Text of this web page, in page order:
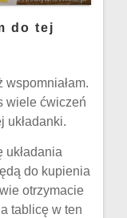
do tej
wspomniałam.
wiele ćwiczeń
układanki.
układania
do kupienia
otrzymacie
tablicę w ten